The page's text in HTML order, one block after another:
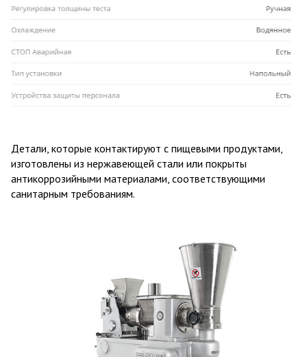
Детали, которые контактируют с пищевыми продуктами,
изготовлены из нержавеющей стали или покрыты
антикоррозийными материалами, соответствующими
санитарным требованиям.